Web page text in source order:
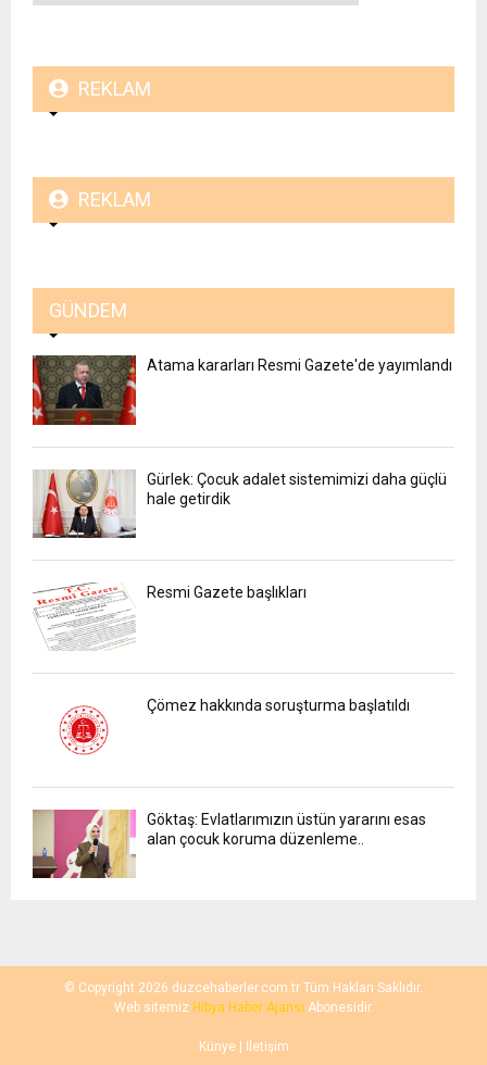
REKLAM
REKLAM
GÜNDEM
Atama kararları Resmi Gazete'de yayımlandı
Gürlek: Çocuk adalet sistemimizi daha güçlü
hale getirdik
Resmi Gazete başlıkları
Çömez hakkında soruşturma başlatıldı
Göktaş: Evlatlarımızın üstün yararını esas
alan çocuk koruma düzenleme..
© Copyright 2026 duzcehaberler.com.tr Tüm Hakları Saklıdır.
Web sitemiz Hibya Haber Ajansı Abonesidir.
Künye| İletişim